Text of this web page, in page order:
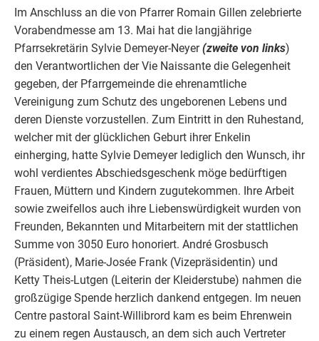
Im Anschluss an die von Pfarrer Romain Gillen zelebrierte
Vorabendmesse am 13. Mai hat die langjährige
Pfarrsekretärin Sylvie Demeyer-Neyer(zweite von links)
den Verantwortlichen der Vie Naissante die Gelegenheit
gegeben, der Pfarrgemeinde die ehrenamtliche
Vereinigung zum Schutz des ungeborenen Lebens und
deren Dienste vorzustellen. Zum Eintritt in den Ruhestand,
welcher mit der glücklichen Geburt ihrer Enkelin
einherging, hatte Sylvie Demeyer lediglich den Wunsch, ihr
wohl verdientes Abschiedsgeschenk möge bedürftigen
Frauen, Müttern und Kindern zugutekommen. Ihre Arbeit
sowie zweifellos auch ihre Liebenswürdigkeit wurden von
Freunden, Bekannten und Mitarbeitern mit der stattlichen
Summe von 3050 Euro honoriert. André Grosbusch
(Präsident), Marie-Josée Frank (Vizepräsidentin) und
Ketty Theis-Lutgen (Leiterin der Kleiderstube) nahmen die
großzügige Spende herzlich dankend entgegen. Im neuen
Centre pastoral Saint-Willibrord kam es beim Ehrenwein
zu einem regen Austausch, an dem sich auch Vertreter